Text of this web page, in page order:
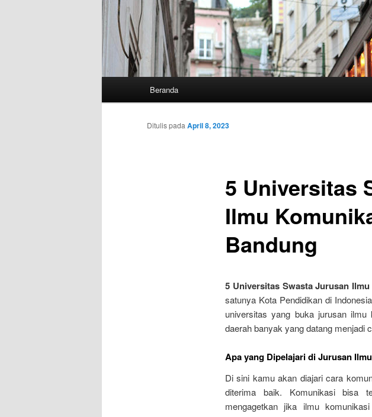
Beranda
5 Universitas
Ilmu
Bandung
Ditulis padaApril 8, 2023
5 Universitas Swasta Jurusan
satunya Kota Pendidikan di
universitas yang buka jurusan
daerah banyak yang datang menjadi
Apa yang Dipelajari di Jurusan
Di sini kamu akan diajari cara
diterima baik. Komunikasi bisa
mengagetkan jika ilmu